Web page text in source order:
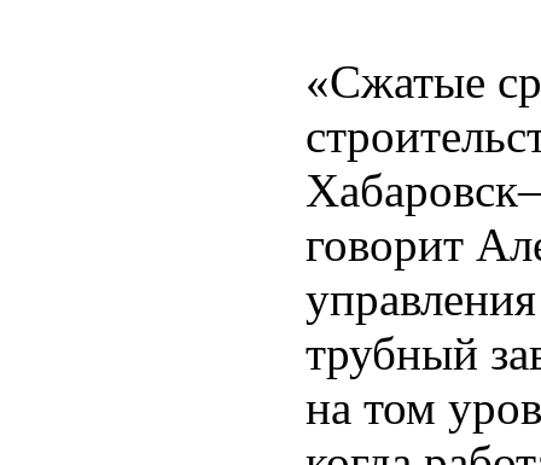
«Сжатые
говорит
трубный
на том